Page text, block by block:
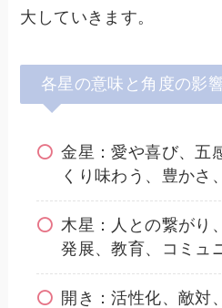
大していきます。
各星の意味と角度の影
金星：愛や喜び、五
くり味わう、豊かさ
木星：人との繋がり
発展、教育、コミュ
開き：活性化、敵対